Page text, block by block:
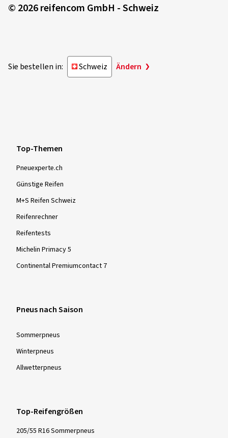
© 2026 reifencom GmbH - Schweiz
Sie bestellen in: Schweiz Ändern
Top-Themen
Pneuexperte.ch
Günstige Reifen
M+S Reifen Schweiz
Reifenrechner
Reifentests
Michelin Primacy 5
Continental Premiumcontact 7
Pneus nach Saison
Sommer­pneus
Winter­pneus
Allwetter­pneus
Top-Reifengrößen
205/55 R16 Sommerpneus